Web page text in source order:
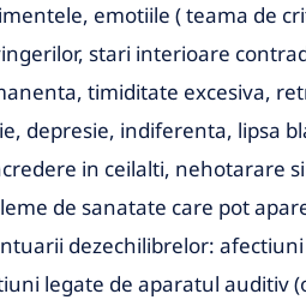
emotiile ( teama de
stari interioare
timiditate excesiva,
depresie, indiferenta, lipsa
in ceilalti, nehotarare
de sanatate care pot
dezechilibrelor:
legate de aparatul auditiv